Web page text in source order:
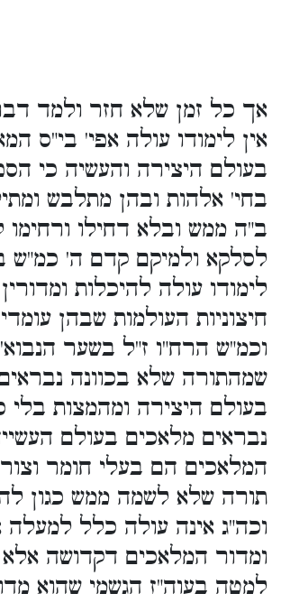
אך כל זמן שלא חזר ולמד
אין לימודו עולה אפי' בי"ס
בעולם היצירה והעשיה כי
בחי' אלהות ובהן מתלבש
ב"ה ממש ובלא דחילו ורחימו
לסלקא ולמיקם קדם ה' כמ"ש
לימודו עולה להיכלות
חיצוניות העולמות שבהן
וכמ"ש הרח"ו ז"ל בשער
שמהתורה שלא בכוונה
בעולם היצירה ומהמצות בלי
נבראים מלאכים בעולם
המלאכים הם בעלי חומר
תורה שלא לשמה ממש כגון
וכה"ג אינה עולה כלל למעלה
ומדור המלאכים דקדושה
למטה בעוה"ז הגשמי שהוא